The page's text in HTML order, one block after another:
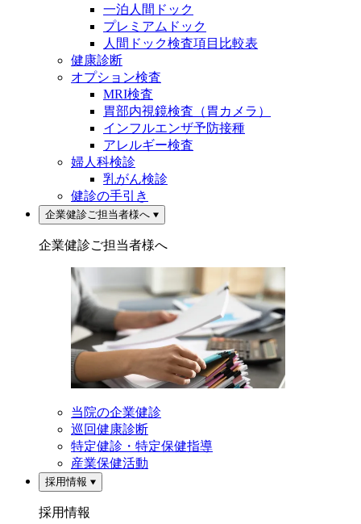
一泊人間ドック
プレミアムドック
人間ドック検査項目比較表
健康診断
オプション検査
MRI検査
胃部内視鏡検査（胃カメラ）
インフルエンザ予防接種
アレルギー検査
婦人科検診
乳がん検診
健診の手引き
企業健診ご担当者様へ
企業健診ご担当者様へ
当院の企業健診
巡回健康診断
特定健診・特定保健指導
産業保健活動
採用情報
採用情報